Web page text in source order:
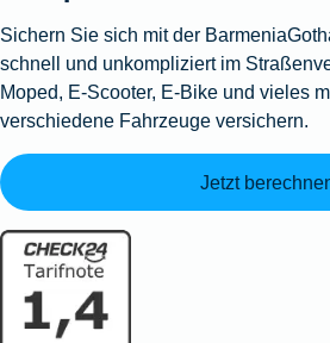
Sichern Sie sich mit der
schnell und unkompliziert im
Moped, E-Scooter, E-Bike und vieles
verschiedene Fahrzeuge versichern.
Jetzt